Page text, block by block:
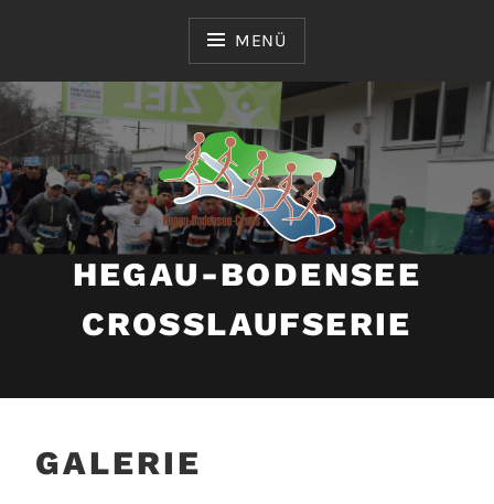
MENÜ
HEGAU-BODENSEE
CROSSLAUFSERIE
GALERIE